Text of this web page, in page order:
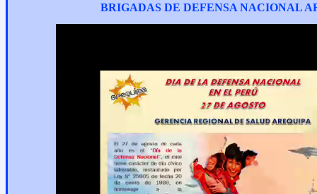
BRIGADAS DE DEFENSA NACIONAL